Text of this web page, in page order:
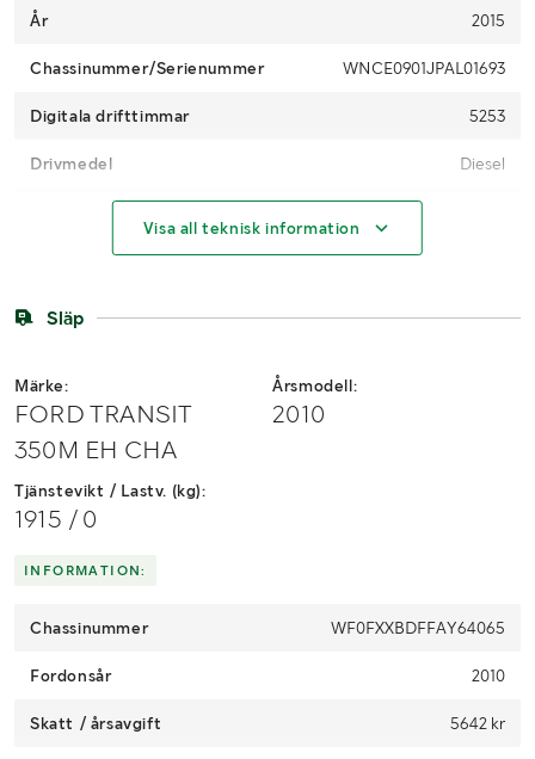
År 2015
Chassinummer/Serienummer WNCE0901JPAL01693
Digitala drifttimmar 5253
Drivmedel Diesel
Bandbredd (mm)
Vikt (kg)
Bredd (m)
Höjd (m)
Visa all teknisk information
Släp
Märke:
FORD TRANSIT
350M EH CHA
Årsmodell:
2010
Tjänstevikt / Lastv. (kg):
1915 / 0
INFORMATION:
Chassinummer WF0FXXBDFFAY64065
Fordonsår 2010
Skatt / årsavgift 5642 kr